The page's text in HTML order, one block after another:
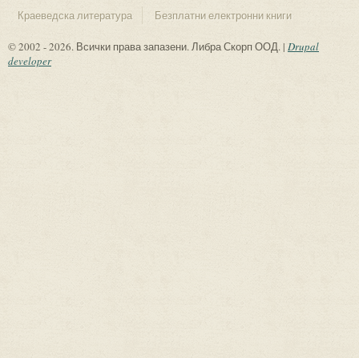
Краеведска литература
Безплатни електронни книги
© 2002 - 2026. Всички права запазени. Либра Скорп ООД. | Drupal
developer